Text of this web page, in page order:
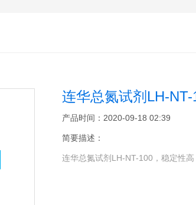
连华总氮试剂LH-NT-
产品时间：2020-09-18 02:39
简要描述：
连华总氮试剂LH-NT-100，稳定性